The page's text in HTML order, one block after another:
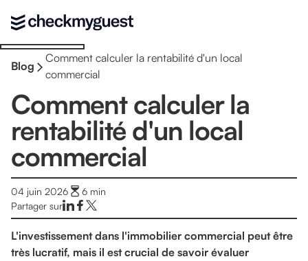
Blog
Comment calculer la rentabilité d'un local
commercial
Comment calculer la
rentabilité d'un local
commercial
04 juin 2026 6 min
Partager sur
L'investissement dans l'immobilier commercial peut être
très lucratif, mais il est crucial de savoir évaluer